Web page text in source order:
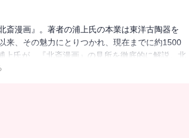
斎漫画』。著者の浦上氏の本業は東洋古陶器を
来、その魅力にとりつかれ、現在までに約1500
氏が、『北斎漫画』の見所を徹底的に解説。北
ーボルトも北斎コレクターだった？ 初摺と後摺